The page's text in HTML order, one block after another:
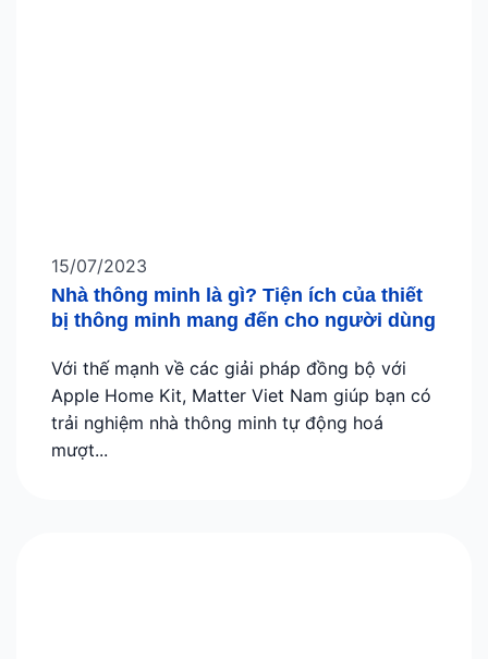
Nhà thông minh là gì? Tiện ích của thiết
bị thông minh mang đến cho người dùng
15/07/2023
Với thế mạnh về các giải pháp đồng bộ với
Apple Home Kit, Matter Viet Nam giúp bạn có
trải nghiệm nhà thông minh tự động hoá
mượt...